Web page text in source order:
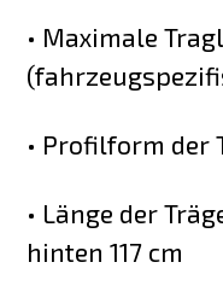
• Maximale
• Profilform der
• Länge der
hinten 117 cm